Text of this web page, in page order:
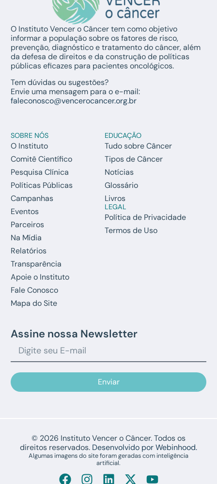
O Instituto Vencer o Câncer tem como objetivo
informar a população sobre os fatores de risco,
prevenção, diagnóstico e tratamento do câncer, além
da defesa de direitos e da construção de políticas
públicas eficazes para pacientes oncológicos.
Tem dúvidas ou sugestões?
Envie uma mensagem para o e-mail:
faleconosco@vencerocancer.org.br
SOBRE NÓS
O Instituto
Comitê Científico
Pesquisa Clínica
Políticas Públicas
Campanhas
Eventos
Parceiros
Na Mídia
Relatórios
Transparência
Apoie o Instituto
Fale Conosco
Mapa do Site
EDUCAÇÃO
Tudo sobre Câncer
Tipos de Câncer
Notícias
Glossário
Livros
LEGAL
Política de Privacidade
Termos de Uso
Assine nossa Newsletter
Enviar
© 2026 Instituto Vencer o Câncer. Todos os
direitos reservados. Desenvolvido por Webinhood.
Algumas imagens do site foram geradas com inteligência
artificial.